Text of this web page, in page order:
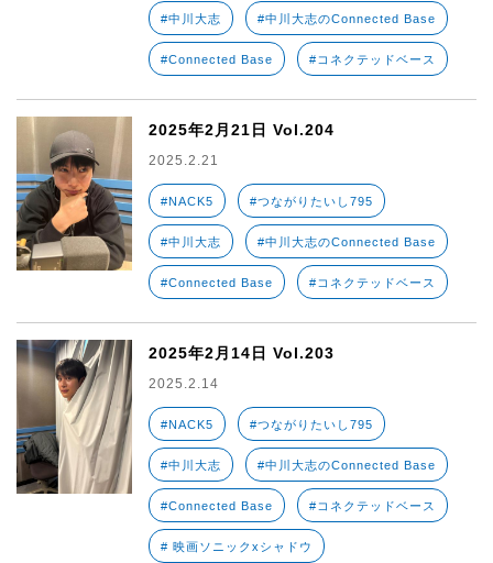
#中川大志 #中川大志のConnected Base
#Connected Base #コネクテッドベース
2025年2月21日 Vol.204
2025.2.21
#NACK5 #つながりたいし795
#中川大志 #中川大志のConnected Base
#Connected Base #コネクテッドベース
2025年2月14日 Vol.203
2025.2.14
#NACK5 #つながりたいし795
#中川大志 #中川大志のConnected Base
#Connected Base #コネクテッドベース
# 映画ソニックxシャドウ